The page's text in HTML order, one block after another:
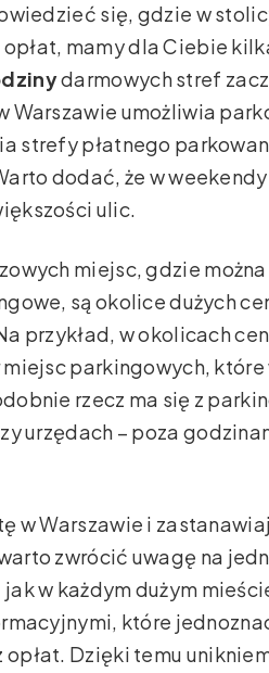
się, gdzie w
mamy dla Ciebie
darmowych stref
Warszawie umożliwia
strefy płatnego
dodać, że w
ulic.
miejsc, gdzie
są okolice dużych
przykład, w okolicach
parkingowych,
rzecz ma się z
urzędach – poza
w Warszawie i
zwrócić uwagę na
jak w każdym dużym
które
Dzięki temu